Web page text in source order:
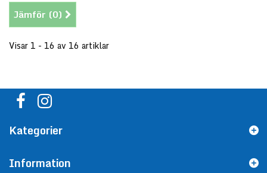
Jämför (0)
Visar 1 - 16 av 16 artiklar
Kategorier
Information